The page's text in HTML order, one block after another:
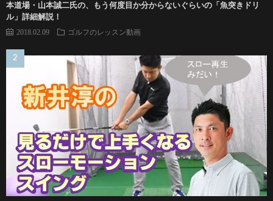
本道場・山本誠二氏の、もう何度目か分からないぐらいの「魚突きドリ
ル」詳細解説！
2018.02.09 ゴルフのレッスン動画